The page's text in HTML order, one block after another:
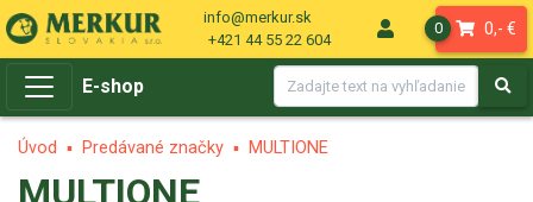
info@merkur.sk
+421 44 55 22 604
0 0,- €
E-shop
Úvod Predávané značky MULTIONE
MULTIONE